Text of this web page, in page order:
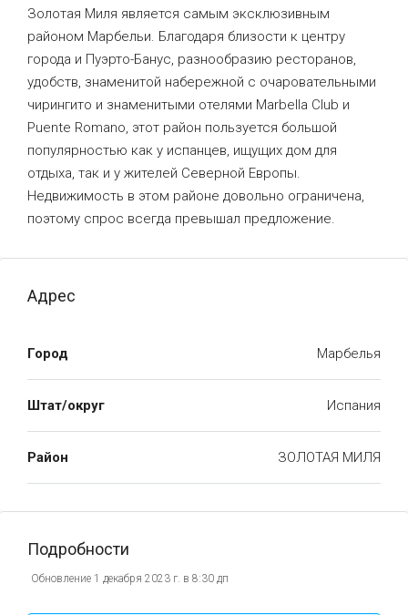
Золотая Миля является самым эксклюзивным
районом Марбельи. Благодаря близости к центру
города и Пуэрто-Банус, разнообразию ресторанов,
удобств, знаменитой набережной с очаровательными
чирингито и знаменитыми отелями Marbella Club и
Puente Romano, этот район пользуется большой
популярностью как у испанцев, ищущих дом для
отдыха, так и у жителей Северной Европы.
Недвижимость в этом районе довольно ограничена,
поэтому спрос всегда превышал предложение.
Адрес
Город Марбелья
Штат/округ Испания
Район ЗОЛОТАЯ МИЛЯ
Подробности
Обновление 1 декабря 2023 г. в 8:30 дп